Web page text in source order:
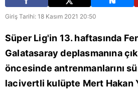
Giriş Tarihi: 18 Kasım 2021 20:50
Süper Lig'in 13. haftasında
Galatasaray deplasmanına
öncesinde antrenmanlarını
lacivertli kulüpte Mert Hakan